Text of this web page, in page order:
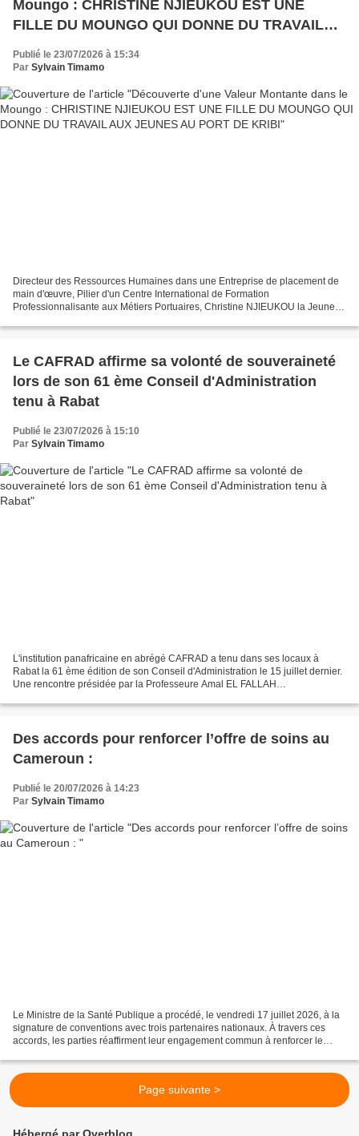
Moungo : CHRISTINE NJIEUKOU EST UNE
FILLE DU MOUNGO QUI DONNE DU TRAVAIL
Publié le 23/07/2026 à 15:34
Par Sylvain Timamo
Directeur des Ressources Humaines dans une Entreprise de placement de
main d'œuvre, Pilier d'un Centre International de Formation
Professionnalisante aux Métiers Portuaires, Christine NJIEUKOU la Jeune
Le CAFRAD affirme sa volonté de souveraineté
lors de son 61 ème Conseil d'Administration
tenu à Rabat
Publié le 23/07/2026 à 15:10
Par Sylvain Timamo
L'institution panafricaine en abrégé CAFRAD a tenu dans ses locaux à
Rabat la 61 ème édition de son Conseil d'Administration le 15 juillet dernier.
Une rencontre présidée par la Professeure Amal EL FALLAH
Des accords pour renforcer l’offre de soins au
Cameroun :
Publié le 20/07/2026 à 14:23
Par Sylvain Timamo
Le Ministre de la Santé Publique a procédé, le vendredi 17 juillet 2026, à la
signature de conventions avec trois partenaires nationaux. À travers ces
accords, les parties réaffirment leur engagement commun à renforcer le
Page suivante >